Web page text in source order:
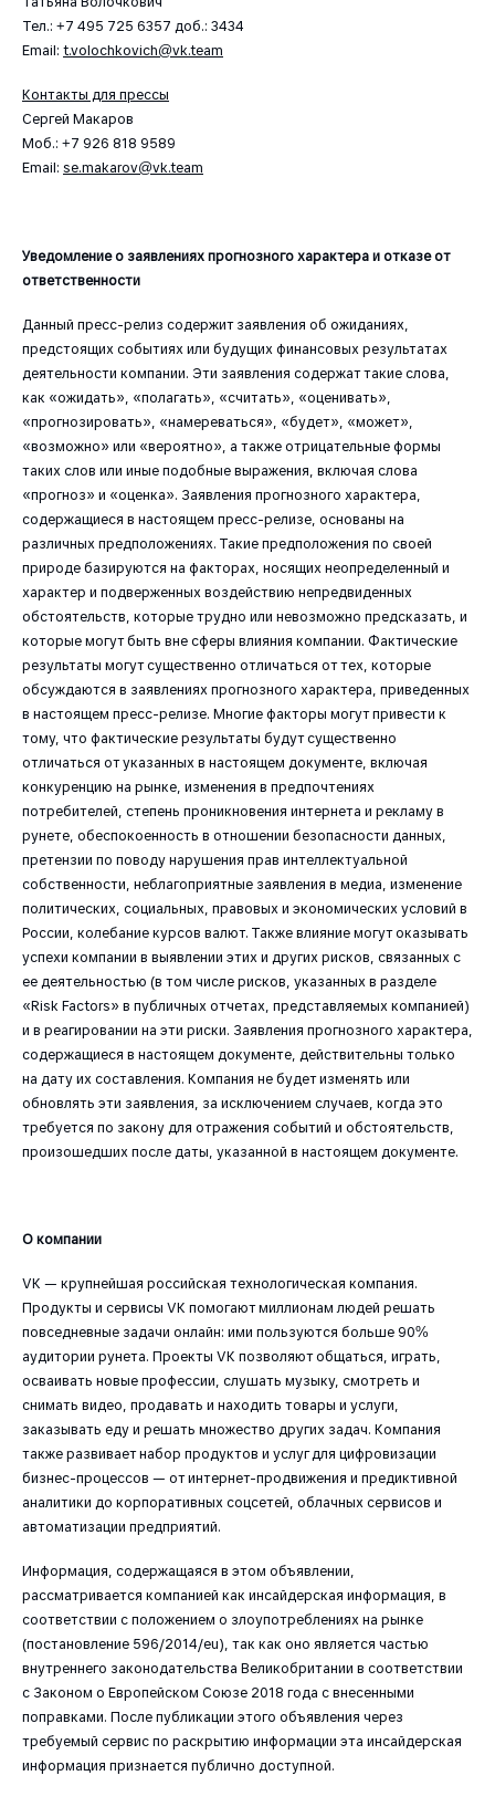
Тел.: +7 495 725 6357 доб.: 3434
Email: t.volochkovich@vk.team
Контакты для прессы
Сергей Макаров
Моб.: +7 926 818 9589
Email: se.makarov@vk.team
Уведомление о заявлениях прогнозного характера и отказе от
ответственности
Данный пресс-релиз содержит заявления об ожиданиях,
предстоящих событиях или будущих финансовых результатах
деятельности компании. Эти заявления содержат такие слова,
как «ожидать», «полагать», «считать», «оценивать»,
«прогнозировать», «намереваться», «будет», «может»,
«возможно» или «вероятно», а также отрицательные формы
таких слов или иные подобные выражения, включая слова
«прогноз» и «оценка». Заявления прогнозного характера,
содержащиеся в настоящем пресс-релизе, основаны на
различных предположениях. Такие предположения по своей
природе базируются на факторах, носящих неопределенный и
характер и подверженных воздействию непредвиденных
обстоятельств, которые трудно или невозможно предсказать, и
которые могут быть вне сферы влияния компании. Фактические
результаты могут существенно отличаться от тех, которые
обсуждаются в заявлениях прогнозного характера, приведенных
в настоящем пресс-релизе. Многие факторы могут привести к
тому, что фактические результаты будут существенно
отличаться от указанных в настоящем документе, включая
конкуренцию на рынке, изменения в предпочтениях
потребителей, степень проникновения интернета и рекламу в
рунете, обеспокоенность в отношении безопасности данных,
претензии по поводу нарушения прав интеллектуальной
собственности, неблагоприятные заявления в медиа, изменение
политических, социальных, правовых и экономических условий в
России, колебание курсов валют. Также влияние могут оказывать
успехи компании в выявлении этих и других рисков, связанных с
ее деятельностью (в том числе рисков, указанных в разделе
«Risk Factors» в публичных отчетах, представляемых компанией)
и в реагировании на эти риски. Заявления прогнозного характера,
содержащиеся в настоящем документе, действительны только
на дату их составления. Компания не будет изменять или
обновлять эти заявления, за исключением случаев, когда это
требуется по закону для отражения событий и обстоятельств,
произошедших после даты, указанной в настоящем документе.
О компании
VK — крупнейшая российская технологическая компания.
Продукты и сервисы VK помогают миллионам людей решать
повседневные задачи онлайн: ими пользуются больше 90%
аудитории рунета. Проекты VK позволяют общаться, играть,
осваивать новые профессии, слушать музыку, смотреть и
снимать видео, продавать и находить товары и услуги,
заказывать еду и решать множество других задач. Компания
также развивает набор продуктов и услуг для цифровизации
бизнес-процессов — от интернет-продвижения и предиктивной
аналитики до корпоративных соцсетей, облачных сервисов и
автоматизации предприятий.
Информация, содержащаяся в этом объявлении,
рассматривается компанией как инсайдерская информация, в
соответствии с положением о злоупотреблениях на рынке
(постановление 596/2014/eu), так как оно является частью
внутреннего законодательства Великобритании в соответствии
с Законом о Европейском Союзе 2018 года с внесенными
поправками. После публикации этого объявления через
требуемый сервис по раскрытию информации эта инсайдерская
информация признается публично доступной.